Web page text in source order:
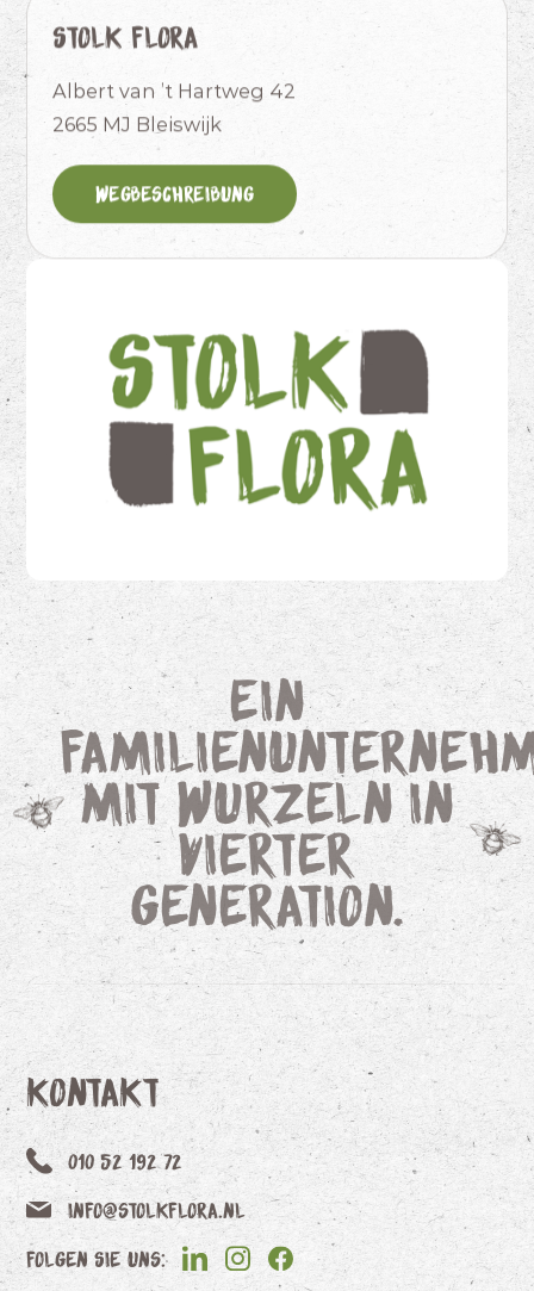
Stolk Flora
Albert van ’t Hartweg 42
2665 MJ Bleiswijk
Wegbeschreibung
Ein
mit Wurzeln in
vierter
Generation.
Kontakt
010 52 192 72
info@stolkflora.nl
Folgen Sie uns: